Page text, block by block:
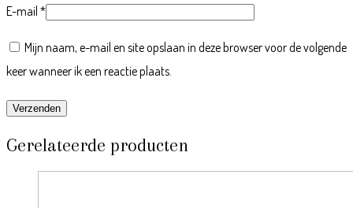
E-mail *
Mijn naam, e-mail en site opslaan in deze browser voor de volgende
keer wanneer ik een reactie plaats.
Gerelateerde producten